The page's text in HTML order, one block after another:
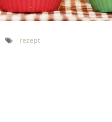
rezept